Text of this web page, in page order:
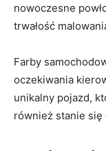
nowoczesne
trwałość
Farby
oczekiwania
unikalny pojazd,
również stanie